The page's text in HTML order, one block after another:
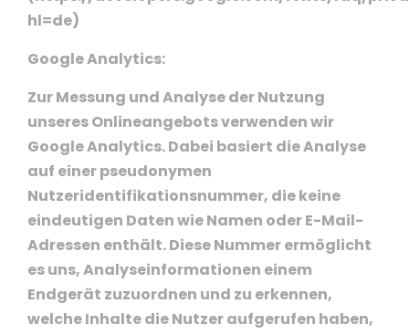
hl=de)
Google Analytics:
Zur Messung und Analyse der Nutzung
unseres Onlineangebots verwenden wir
Google Analytics. Dabei basiert die Analyse
auf einer pseudonymen
Nutzeridentifikationsnummer, die keine
eindeutigen Daten wie Namen oder E-Mail-
Adressen enthält. Diese Nummer ermöglicht
es uns, Analyseinformationen einem
Endgerät zuzuordnen und zu erkennen,
welche Inhalte die Nutzer aufgerufen haben,